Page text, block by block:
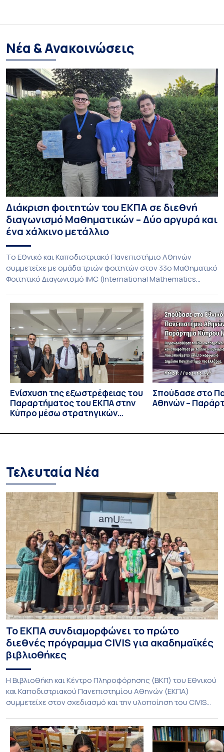
Νέα & Ανακοινώσεις
Διάκριση φοιτητών του ΕΚΠΑ σε διεθνή
διαγωνισμό Μαθηματικών – Δύο αργυρά και
ένα χάλκινο μετάλλιο
To Εθνικό και Καποδιστριακό Πανεπιστήμιο Αθηνών
συμμετείχε με ομάδα τριών φοιτητών στον 33ο Μαθηματικό
Φοιτητικό Διαγωνισμό IMC (International Mathematics
Ιουλίου στο Blagoevgrad της Βουλγαρίας. Σε αυτόν
συμμετείχαν 447 φοιτητές εκπροσωπώντας 135
πανεπιστήμια από 46 χώρες. Από την Ελλάδα, συμμετείχαν
επίσης το Εθνικό Μετσόβιο Πολυτεχνείο, το Αριστοτέλειο
Πανεπιστήμιο […]
Ενίσχυση της εξωστρέφειας του
Παραρτήματος του ΕΚΠΑ στην
Κύπρο μέσω στρατηγικών
Σπούδασε στο
Αθηνών –
Τελευταία Νέα
Το ΕΚΠΑ συνδιαμορφώνει το πρώτο
διεθνές πρόγραμμα CIVIS για ακαδημαϊκές
βιβλιοθήκες
Η Βιβλιοθήκη και Κέντρο Πληροφόρησης (ΒΚΠ) του Εθνικού
και Καποδιστριακού Πανεπιστημίου Αθηνών (ΕΚΠΑ)
συμμετείχε στον σχεδιασμό και την υλοποίηση του CIVIS
Libraries and Participatory Culture” (IMOTION), το οποίο
πραγματοποιήθηκε με διαδικτυακές και δια ζώσης
εκπαιδευτικές δράσεις από τις 3 Ιουνίου έως τις 10 Ιουλίου